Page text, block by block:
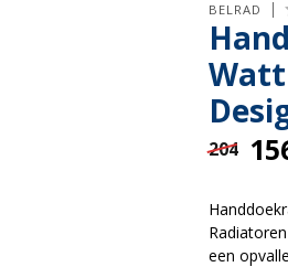
BELRAD
204
een